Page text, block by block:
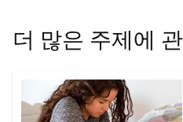
더 많은 주제에